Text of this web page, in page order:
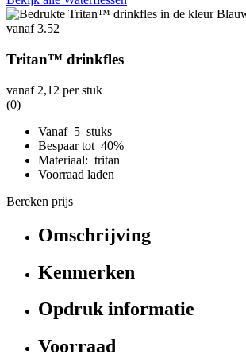
Tritan™ drinkfles
vanaf 2,12 per stuk
(0)
Vanaf 5 stuks
Bespaar tot 40%
Materiaal: tritan
Voorraad laden
Bereken prijs
Omschrijving
Kenmerken
Opdruk informatie
Voorraad